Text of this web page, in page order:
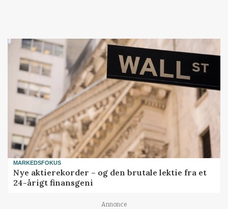
MARKEDSFOKUS
Nye aktierekorder – og den brutale lektie fra et
24-årigt finansgeni
Annonce